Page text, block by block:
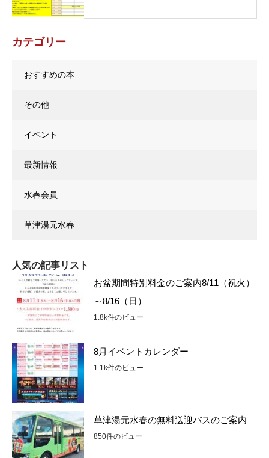
カテゴリー
おすすめの本
その他
イベント
最新情報
水春会員
草津湯元水春
人気の記事リスト
お盆期間特別料金のご案内8/11（祝火）
～8/16（日）
1.8k件のビュー
8月イベントカレンダー
1.1k件のビュー
草津湯元水春の無料送迎バスのご案内
850件のビュー